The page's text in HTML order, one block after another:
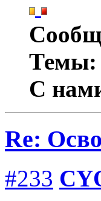
Темы:
С
Re:
#233